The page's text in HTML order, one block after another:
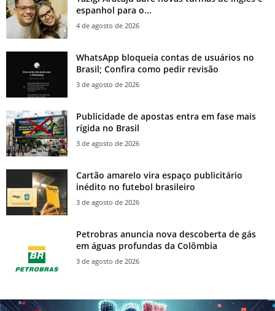
espanhol para o...
4 de agosto de 2026
WhatsApp bloqueia contas de usuários no
Brasil; Confira como pedir revisão
3 de agosto de 2026
Publicidade de apostas entra em fase mais
rígida no Brasil
3 de agosto de 2026
Cartão amarelo vira espaço publicitário
inédito no futebol brasileiro
3 de agosto de 2026
Petrobras anuncia nova descoberta de gás
em águas profundas da Colômbia
3 de agosto de 2026